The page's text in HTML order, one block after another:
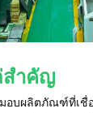
สำคัญ
มอบผลิตภัณฑ์ที่เ